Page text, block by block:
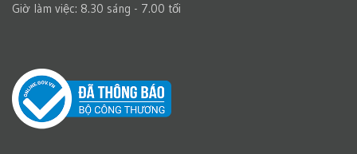
Giờ làm việc: 8.30 sáng - 7.00 tối